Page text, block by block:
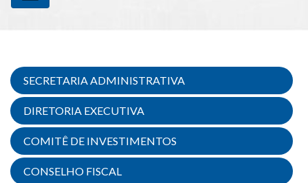
SECRETARIA ADMINISTRATIVA
DIRETORIA EXECUTIVA
COMITÊ DE INVESTIMENTOS
CONSELHO FISCAL